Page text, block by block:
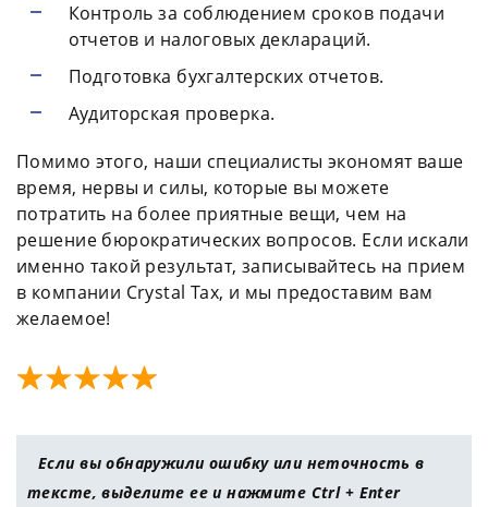
Контроль за соблюдением сроков подачи
отчетов и налоговых деклараций.
Подготовка бухгалтерских отчетов.
Аудиторская проверка.
Помимо этого, наши специалисты экономят ваше
время, нервы и силы, которые вы можете
потратить на более приятные вещи, чем на
решение бюрократических вопросов. Если искали
именно такой результат, записывайтесь на прием
в компании Crystal Tax, и мы предоставим вам
желаемое!
Если вы обнаружили ошибку или неточность в
тексте, выделите ее и нажмите Ctrl + Enter